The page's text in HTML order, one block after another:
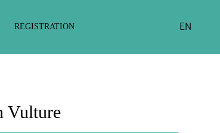
REGISTRATION EN
Vulture